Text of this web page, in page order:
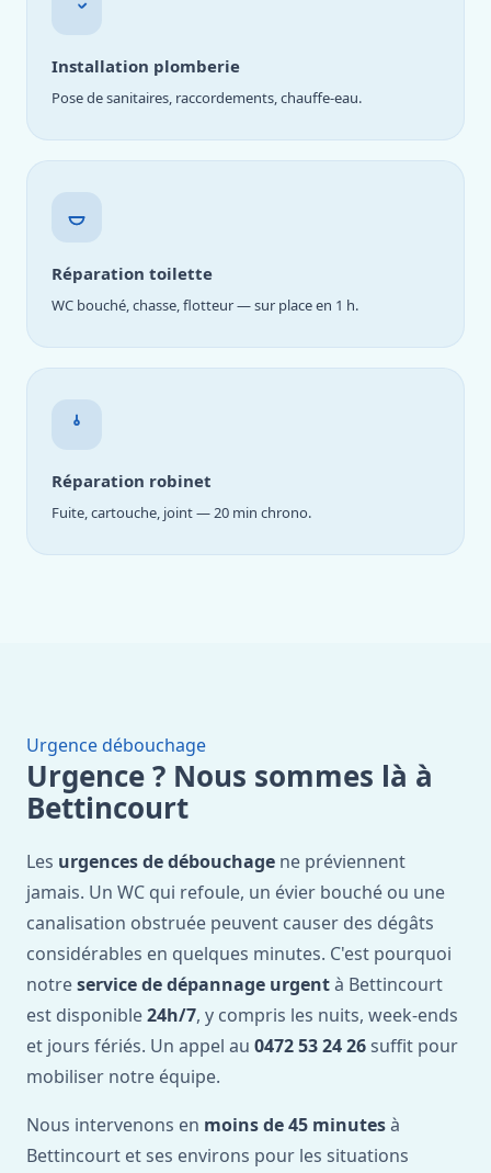
Installation plomberie
Pose de sanitaires, raccordements, chauffe-eau.
Réparation toilette
WC bouché, chasse, flotteur — sur place en 1 h.
Réparation robinet
Fuite, cartouche, joint — 20 min chrono.
Urgence débouchage
Urgence ? Nous sommes là à
Bettincourt
Les urgences de débouchage ne préviennent
jamais. Un WC qui refoule, un évier bouché ou une
canalisation obstruée peuvent causer des dégâts
considérables en quelques minutes. C'est pourquoi
notreservice de dépannage urgentà Bettincourt
est disponible24h/7, y compris les nuits, week-ends
et jours fériés. Un appel au 0472 53 24 26 suffit pour
mobiliser notre équipe.
Nous intervenons en moins de 45 minutesà
Bettincourt et ses environs pour les situations